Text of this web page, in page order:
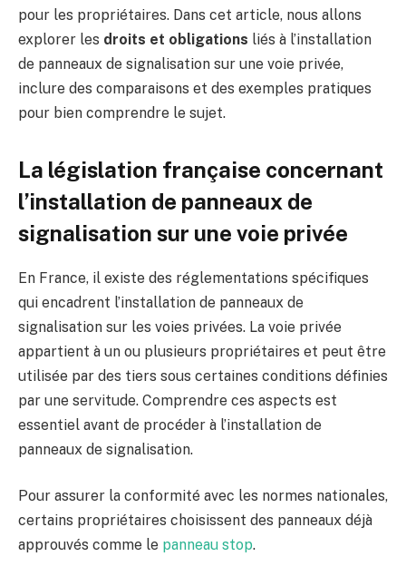
pour les propriétaires. Dans cet article, nous allons
explorer les droits et obligations liés à l’installation
de panneaux de signalisation sur une voie privée,
inclure des comparaisons et des exemples pratiques
pour bien comprendre le sujet.
La législation française concernant
l’installation de panneaux de
signalisation sur une voie privée
En France, il existe des réglementations spécifiques
qui encadrent l’installation de panneaux de
signalisation sur les voies privées. La voie privée
appartient à un ou plusieurs propriétaires et peut être
utilisée par des tiers sous certaines conditions définies
par une servitude. Comprendre ces aspects est
essentiel avant de procéder à l’installation de
panneaux de signalisation.
Pour assurer la conformité avec les normes nationales,
certains propriétaires choisissent des panneaux déjà
approuvés comme le panneau stop.